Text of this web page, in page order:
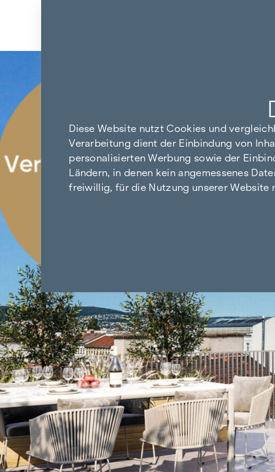
Zurück zu den Ergebnissen
Diese Website nutzt Cookies und
Verarbeitung dient der Einbindung von
personalisierten Werbung sowie der
Ländern, in denen kein angemessenes
freiwillig, für die Nutzung unserer Website